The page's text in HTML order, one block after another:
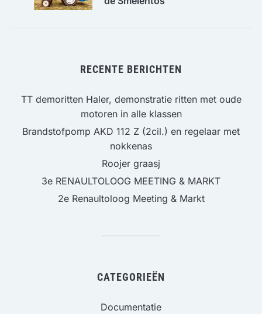
RECENTE BERICHTEN
TT demoritten Haler, demonstratie ritten met oude
motoren in alle klassen
Brandstofpomp AKD 112 Z (2cil.) en regelaar met
nokkenas
Roojer graasj
3e RENAULTOLOOG MEETING & MARKT
2e Renaultoloog Meeting & Markt
CATEGORIEËN
Documentatie